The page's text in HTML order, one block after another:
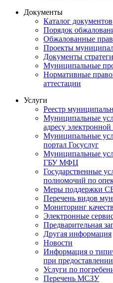
Документы
Каталог документов
Порядок
Обжалованные
Проекты
Документы
Муниципальные
Нормативные
аттестации
Услуги
Реестр
Муниципальные
адресу
Муниципальные
портал Госуслуг
Муниципальные
ГБУ МФЦ
Государственные
полномочий по
Меры поддержки
Перечень видов
Мониторинг
Электронные
Предварительная
Другая информация
Новости
Информация о
при
Услуги по
Перечень МСЗУ